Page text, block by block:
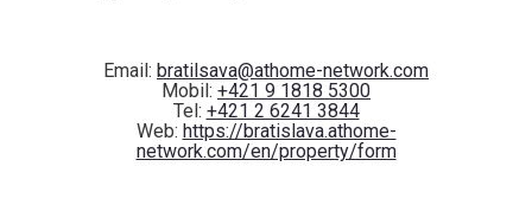
Email: bratilsava@athome-network.com
Mobil: +421 9 1818 5300
Tel: +421 2 6241 3844
Web: https://bratislava.athome-
network.com/en/property/form